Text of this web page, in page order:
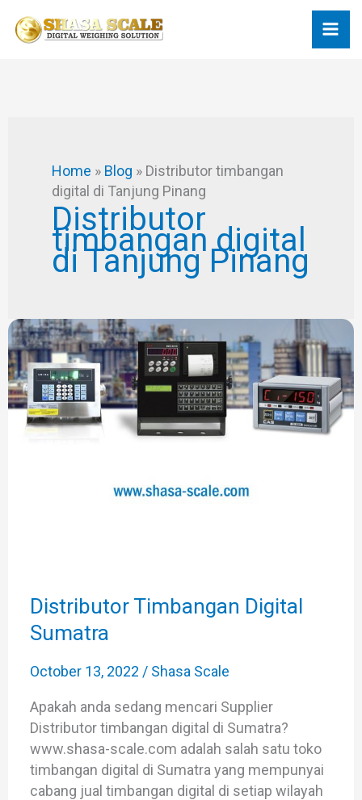
Home » Blog » Distributor timbangan
digital di Tanjung Pinang
Distributor
timbangan digital
di Tanjung Pinang
Distributor Timbangan Digital
Sumatra
October 13, 2022 / Shasa Scale
Apakah anda sedang mencari Supplier
Distributor timbangan digital di Sumatra?
www.shasa-scale.com adalah salah satu toko
timbangan digital di Sumatra yang mempunyai
cabang jual timbangan digital di setiap wilayah
Distributor
Timbangan
Digital
Sumatra